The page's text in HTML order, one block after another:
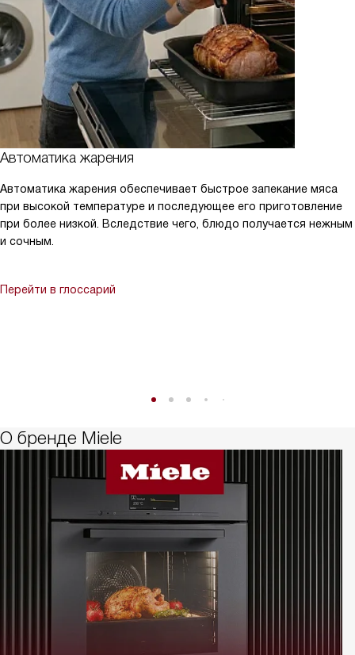
Автоматика жарения
Автоматика жарения обеспечивает быстрое запекание мяса
при высокой температуре и последующее его приготовление
при более низкой. Вследствие чего, блюдо получается нежным
и сочным.
Перейти в глоссарий
О бренде Miele